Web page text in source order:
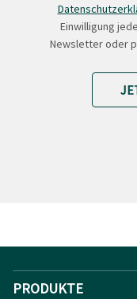
Einwilligung
Newsletter oder
PRODUKTE